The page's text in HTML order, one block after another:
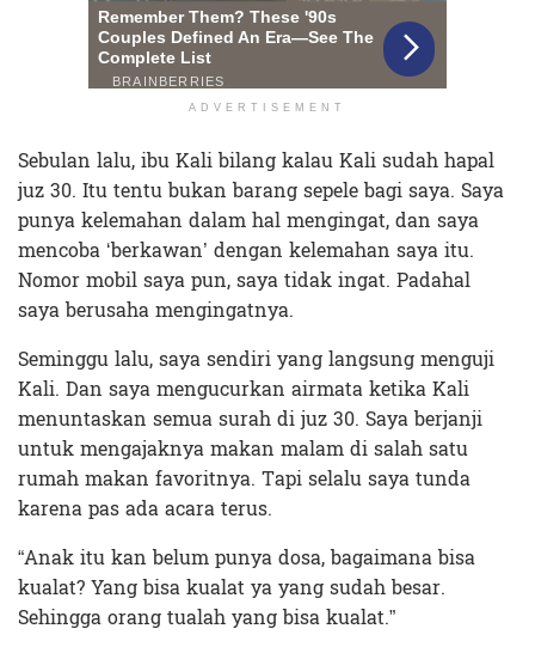
ADVERTISEMENT
Sebulan lalu, ibu Kali bilang kalau Kali sudah hapal
juz 30. Itu tentu bukan barang sepele bagi saya. Saya
punya kelemahan dalam hal mengingat, dan saya
mencoba ‘berkawan’ dengan kelemahan saya itu.
Nomor mobil saya pun, saya tidak ingat. Padahal
saya berusaha mengingatnya.
Seminggu lalu, saya sendiri yang langsung menguji
Kali. Dan saya mengucurkan airmata ketika Kali
menuntaskan semua surah di juz 30. Saya berjanji
untuk mengajaknya makan malam di salah satu
rumah makan favoritnya. Tapi selalu saya tunda
karena pas ada acara terus.
“Anak itu kan belum punya dosa, bagaimana bisa
kualat? Yang bisa kualat ya yang sudah besar.
Sehingga orang tualah yang bisa kualat.”